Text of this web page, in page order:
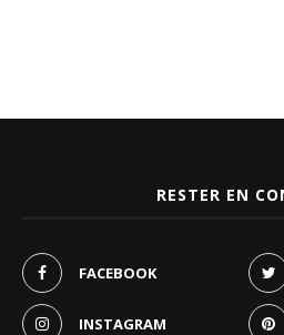
RESTER EN
FACEBOOK
INSTAGRAM